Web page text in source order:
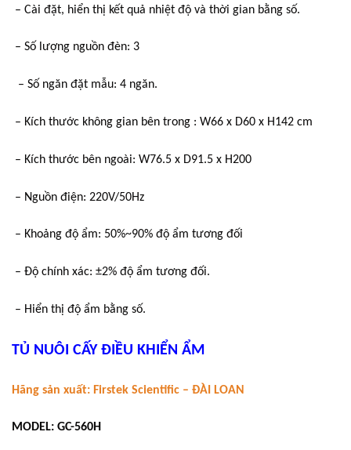
– Cài đặt, hiển thị kết quả nhiệt độ và thời gian bằng số.
– Số lượng nguồn đèn: 3
– Số ngăn đặt mẫu: 4 ngăn.
– Kích thước không gian bên trong : W66 x D60 x H142 cm
– Kích thước bên ngoài: W76.5 x D91.5 x H200
– Nguồn điện: 220V/50Hz
– Khoảng độ ẩm: 50%~90% độ ẩm tương đối
– Độ chính xác: ±2% độ ẩm tương đối.
– Hiển thị độ ẩm bằng số.
TỦ NUÔI CẤY ĐIỀU KHIỂN ẨM
Hãng sản xuất: Firstek Scientific – ĐÀI LOAN
MODEL: GC-560H